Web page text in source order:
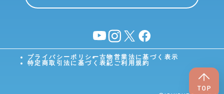
YouTubeinstagram
X facebook
プライバシーポリシー古物営業法に基づく表示
特定商取引法に基づく表記 ご利用規約